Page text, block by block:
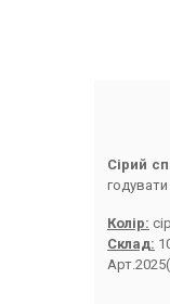
Сірий
Колір:
Склад: